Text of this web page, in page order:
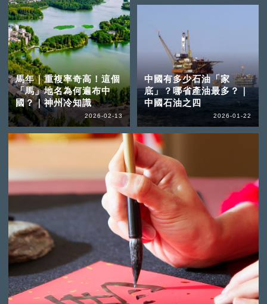
馬年｜重複率奇高！這個
「馬」地名為何遍布中
國？｜神州冷知識
2026-02-13
中國有多少石油「家
底」？哪省產油最多？｜
中國石油之四
2026-01-22